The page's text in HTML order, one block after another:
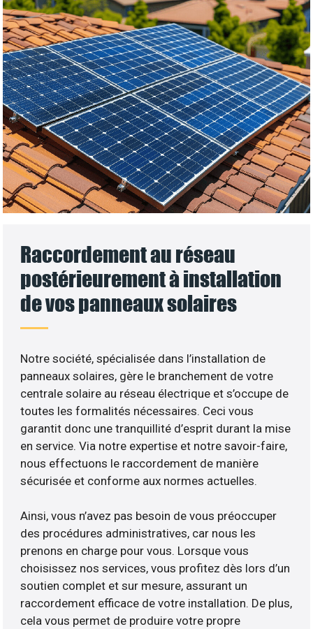
Raccordement au réseau
postérieurement à installation
de vos panneaux solaires
Notre société, spécialisée dans l’installation de
panneaux solaires, gère le branchement de votre
centrale solaire au réseau électrique et s’occupe de
toutes les formalités nécessaires. Ceci vous
garantit donc une tranquillité d’esprit durant la mise
en service. Via notre expertise et notre savoir-faire,
nous effectuons le raccordement de manière
sécurisée et conforme aux normes actuelles.
Ainsi, vous n’avez pas besoin de vous préoccuper
des procédures administratives, car nous les
prenons en charge pour vous. Lorsque vous
choisissez nos services, vous profitez dès lors d’un
soutien complet et sur mesure, assurant un
raccordement efficace de votre installation. De plus,
cela vous permet de produire votre propre